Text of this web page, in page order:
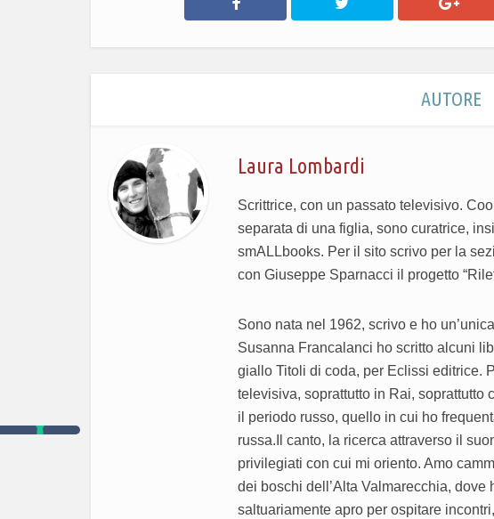
AUTORE
Laura Lombardi
Scrittrice, con un passato televisivo.
separata di una figlia, sono curatrice,
smALLbooks. Per il sito scrivo per la
con Giuseppe Sparnacci il progetto
Sono nata nel 1962, scrivo e ho
Susanna Francalanci ho scritto alcuni
giallo Titoli di coda, per Eclissi editrice.
televisiva, soprattutto in Rai, soprattutto
il periodo russo, quello in cui ho
russa.Il canto, la ricerca attraverso il
privilegiati con cui mi oriento. Amo
dei boschi dell’Alta Valmarecchia,
saltuariamente apro per ospitare